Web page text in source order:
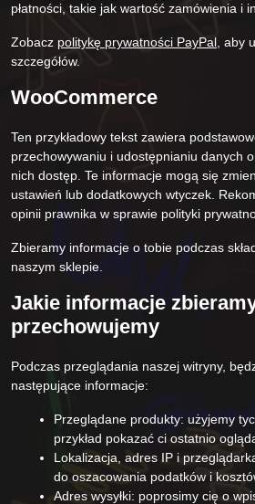
płatności, takie jak wartość zamówienia i
Zobacz politykę prywatności PayPal , aby
szczegółów.
WooCommerce
Ten przykładowy tekst zawiera
przechowywaniu i udostępnianiu danych
nich dostęp. Te informacje mogą się
ustawień lub dodatkowych wtyczek.
opinii prawnika w sprawie polityki
Zbieramy informacje o tobie podczas
naszym sklepie.
Jakie informacje
przechowujemy
Podczas przeglądania naszej witryny,
następujące informacje:
Przeglądane produkty: użyjemy
przykład pokazać ci ostatnio
Lokalizacja, adres IP i
do oszacowania podatków i
Adres wysyłki: poprosimy cię o